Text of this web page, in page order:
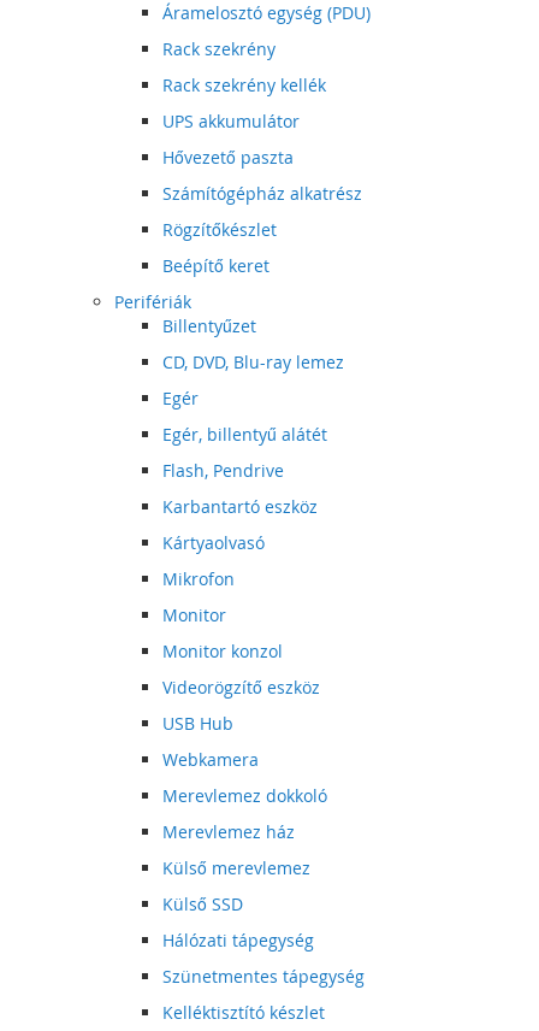
Áramelosztó egység (PDU)
Rack szekrény
Rack szekrény kellék
UPS akkumulátor
Hővezető paszta
Számítógépház alkatrész
Rögzítőkészlet
Beépítő keret
Perifériák
Billentyűzet
CD, DVD, Blu-ray lemez
Egér
Egér, billentyű alátét
Flash, Pendrive
Karbantartó eszköz
Kártyaolvasó
Mikrofon
Monitor
Monitor konzol
Videorögzítő eszköz
USB Hub
Webkamera
Merevlemez dokkoló
Merevlemez ház
Külső merevlemez
Külső SSD
Hálózati tápegység
Szünetmentes tápegység
Kelléktisztító készlet